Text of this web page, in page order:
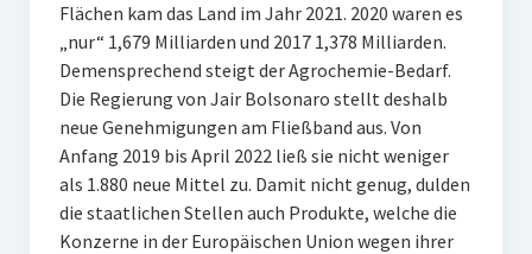
Flächen kam das Land im Jahr 2021. 2020 waren es
„nur“ 1,679 Milliarden und 2017 1,378 Milliarden.
Demensprechend steigt der Agrochemie-Bedarf.
Die Regierung von Jair Bolsonaro stellt deshalb
neue Genehmigungen am Fließband aus. Von
Anfang 2019 bis April 2022 ließ sie nicht weniger
als 1.880 neue Mittel zu. Damit nicht genug, dulden
die staatlichen Stellen auch Produkte, welche die
Konzerne in der Europäischen Union wegen ihrer